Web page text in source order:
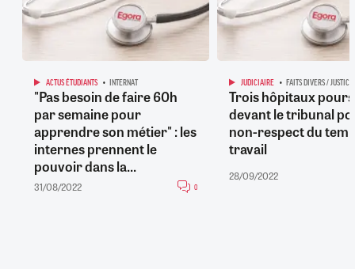
ACTUS ÉTUDIANTS INTERNAT
"Pas besoin de faire 60h
par semaine pour
apprendre son métier" : les
internes prennent le
pouvoir dans la...
31/08/2022 0
JUDICIAIRE FAITS DIVERS / JUSTICE
Trois hôpitaux
devant le tribunal
non-respect du
travail
28/09/2022